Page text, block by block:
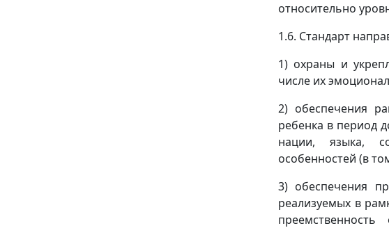
относительно
1.6. Стандарт
1) охраны и
числе их
2) обеспечения
ребенка в период
нации, языка,
особенностей (в
3) обеспечения
реализуемых в